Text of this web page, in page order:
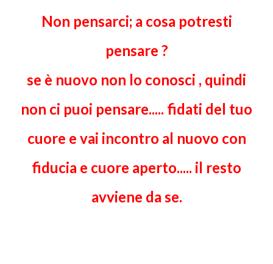
Non pensarci; a cosa potresti
pensare ?
se è nuovo non lo conosci , quindi
non ci puoi pensare..... fidati del tuo
cuore e vai incontro al nuovo con
fiducia e cuore aperto..... il resto
avviene da se.